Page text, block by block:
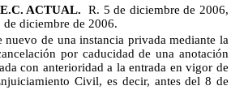
ACTUAL.
R. 5 de diciembre de 2006,
diciembre de 2006.
nuevo de una instancia privada mediante la
por caducidad de una anotación
con anterioridad a la entrada en vigor de
Civil, es decir, antes del 8 de